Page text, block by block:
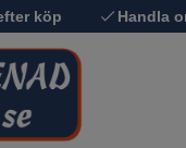
köp Handla